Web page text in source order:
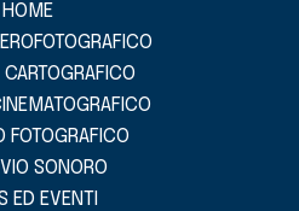
HOME
FOTOGRAFICO
SONORO
ED EVENTI